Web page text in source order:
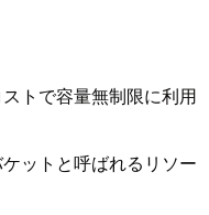
トで容量無制限に利用
ットと呼ばれるリソー